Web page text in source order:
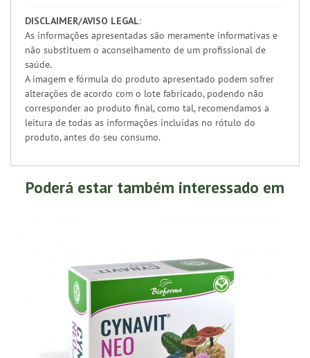
DISCLAIMER/AVISO LEGAL:
As informações apresentadas são meramente informativas e
não substituem o aconselhamento de um profissional de
saúde.
A imagem e fórmula do produto apresentado podem sofrer
alterações de acordo com o lote fabricado, podendo não
corresponder ao produto final, como tal, recomendamos a
leitura de todas as informações incluídas no rótulo do
produto, antes do seu consumo.
Poderá estar também interessado em